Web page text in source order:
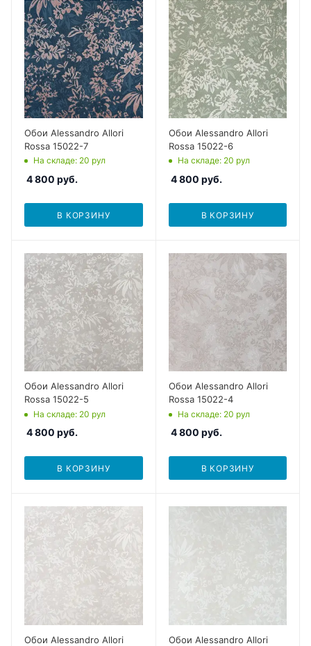
Обои Alessandro Allori
Rossa 15022-7
На складе: 20 рул
4 800 руб.
В КОРЗИНУ
Обои Alessandro Allori
Rossa 15022-6
На складе: 20 рул
4 800 руб.
В КОРЗИНУ
Обои Alessandro Allori
Rossa 15022-5
На складе: 20 рул
4 800 руб.
В КОРЗИНУ
Обои Alessandro Allori
Rossa 15022-4
На складе: 20 рул
4 800 руб.
В КОРЗИНУ
Обои Alessandro Allori
Обои Alessandro Allori